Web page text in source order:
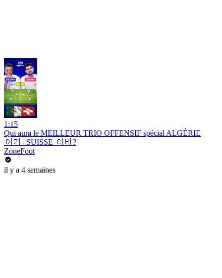
1:15
Qui aura le MEILLEUR TRIO OFFENSIF spécial ALGÉRIE
🇩🇿 - SUISSE 🇨🇭 ?
ZoneFoot
il y a 4 semaines